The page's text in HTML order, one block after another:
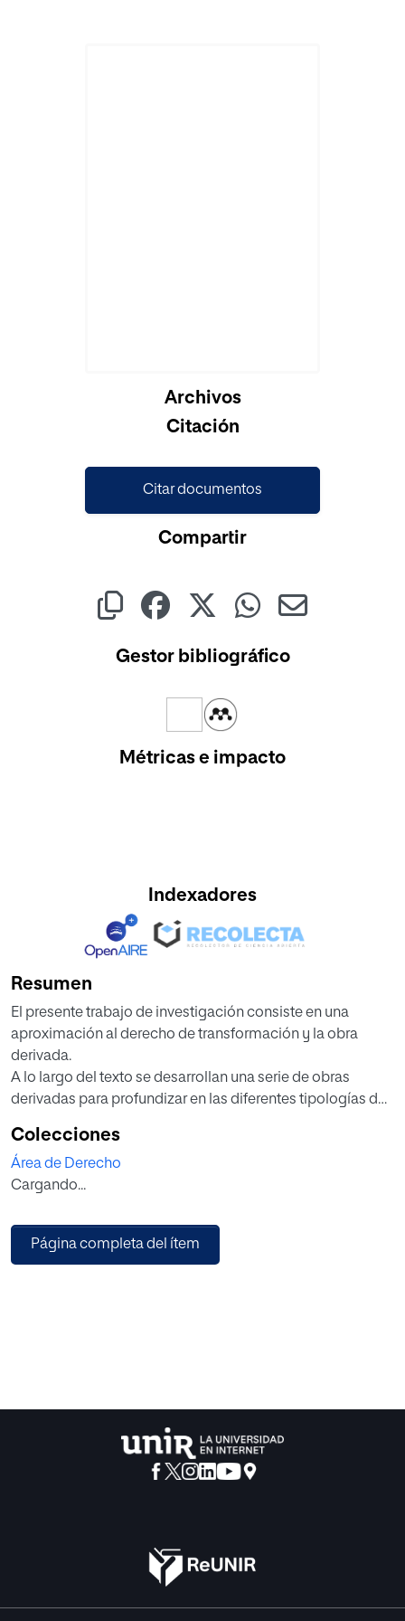
Archivos
Citación
Citar documentos
Compartir
Gestor bibliográfico
Métricas e impacto
Indexadores
Resumen
El presente trabajo de investigación consiste en una
aproximación al derecho de transformación y la obra
derivada.
A lo largo del texto se desarrollan una serie de obras
derivadas para profundizar en las diferentes tipologías de
presenta cada una. En particular se enfoca el trabajo desde
el punto de vista de la originalidad o aquella cualidad o
requisito imprescindible para considerar una obra
Se desarrollarán una tipología variada de obras, entre las
cuales se encuentran la traducción, la adaptación
Colecciones
Área de Derecho
Cargando...
Página completa del ítem